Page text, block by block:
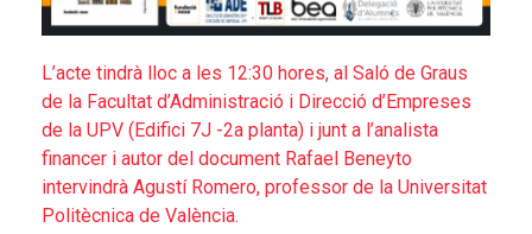
L’acte tindrà lloc a les 12:30 hores, al Saló de Graus
de la Facultat d’Administració i Direcció d’Empreses
de la UPV (Edifici 7J -2a planta) i junt a l’analista
financer i autor del document Rafael Beneyto
intervindrà Agustí Romero, professor de la Universitat
Politècnica de València.